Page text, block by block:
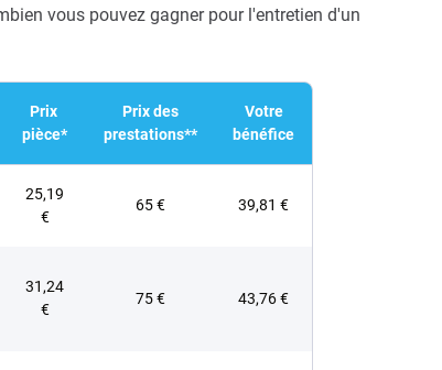
vous pouvez gagner pour l'entretien d'un
Prix ​​
pièce*
Prix ​​des
prestations**
Votre
bénéfice
25,19
€
65 € 39,81 €
31,24
€
75 € 43,76 €